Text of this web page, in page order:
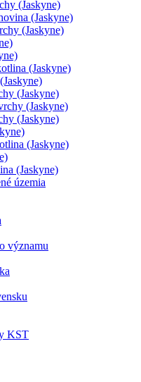
(Jaskyne)
(Jaskyne)
(Jaskyne)
(Jaskyne)
(Jaskyne)
(Jaskyne)
(Jaskyne)
(Jaskyne)
(Jaskyne)
územia
významu
KST